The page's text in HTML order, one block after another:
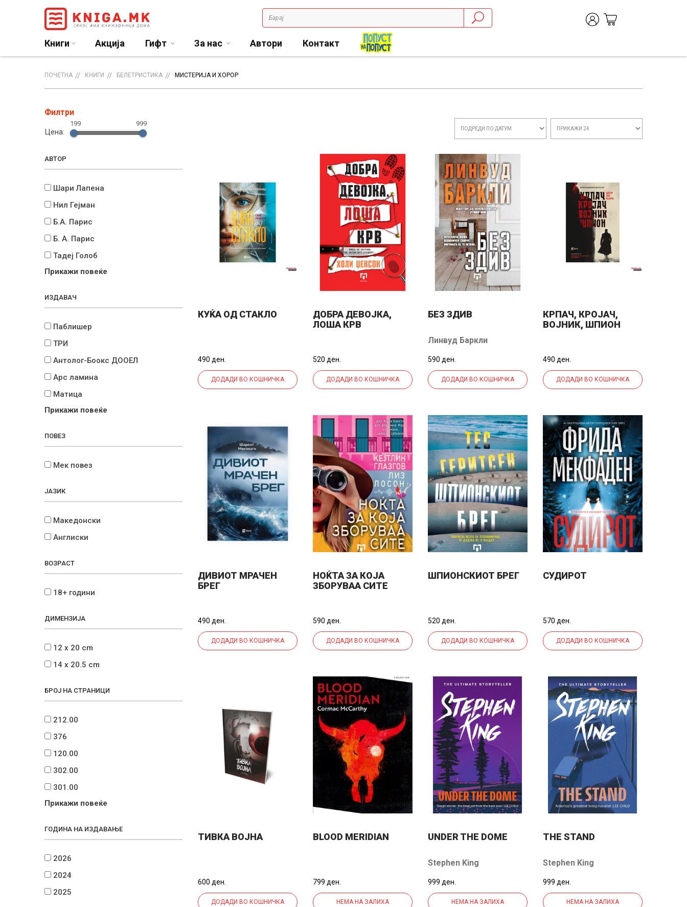
Книги Акција Гифт За нас Автори Контакт
ПОЧЕТНА КНИГИ БЕЛЕТРИСТИКА МИСТЕРИЈА И ХОРОР
Филтри
Цена:
199 999
АВТОР
Шари Лапена
Нил Гејман
Б.А. Парис
Б. А. Парис
Тадеј Голоб
Прикажи повеќе
ИЗДАВАЧ
Паблишер
ТРИ
Антолог-Боокс ДООЕЛ
Арс ламина
Матица
Прикажи повеќе
ПОВЕЗ
Мек повез
ЈАЗИК
Македонски
Англиски
ВОЗРАСТ
18+ години
ДИМЕНЗИЈА
12 x 20 cm
14 x 20.5 cm
БРОЈ НА СТРАНИЦИ
212.00
376
120.00
302.00
301.00
Прикажи повеќе
ГОДИНА НА ИЗДАВАЊЕ
2026
2024
2025
КУЌА ОД СТАКЛО
490 ден.
ДОДАДИ ВО КОШНИЧКА
ДОБРА ДЕВОЈКА,
ЛОША КРВ
520 ден.
ДОДАДИ ВО КОШНИЧКА
БЕЗ ЗДИВ
Линвуд Баркли
590 ден.
ДОДАДИ ВО КОШНИЧКА
КРПАЧ, КРОЈАЧ,
ВОЈНИК, ШПИОН
490 ден.
ДОДАДИ ВО КОШНИЧКА
ДИВИОТ МРАЧЕН
БРЕГ
490 ден.
ДОДАДИ ВО КОШНИЧКА
НОЌТА ЗА КОЈА
ЗБОРУВАА СИТЕ
590 ден.
ДОДАДИ ВО КОШНИЧКА
ШПИОНСКИОТ БРЕГ
520 ден.
ДОДАДИ ВО КОШНИЧКА
СУДИРОТ
570 ден.
ДОДАДИ ВО КОШНИЧКА
ТИВКА ВОЈНА
600 ден.
ДОДАДИ ВО КОШНИЧКА
BLOOD MERIDIAN
799 ден.
НЕМА НА ЗАЛИХА
UNDER THE DOME
Stephen King
999 ден.
НЕМА НА ЗАЛИХА
THE STAND
Stephen King
999 ден.
НЕМА НА ЗАЛИХА